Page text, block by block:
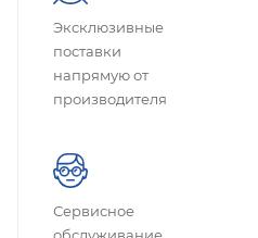
Эксклюзивные
поставки
напрямую от
производителя
Сервисное
обслуживание